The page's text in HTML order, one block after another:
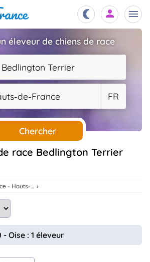
éleveur de chiens de race
Bedlington Terrier
de-France FR
Chercher
France - Hauts-De-France
Oise : 1 éleveur